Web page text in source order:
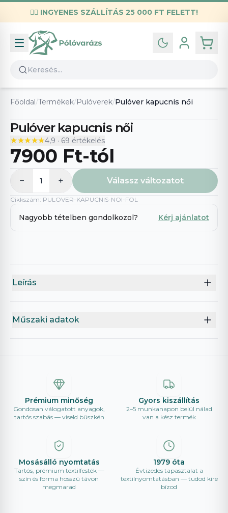
✌🏼 INGYENES SZÁLLÍTÁS 25 000 FT FELETT!
Infó
Kapcsolat
GYIK
Általános szerződési feltételek
Adatvédelmi nyilatkozat
Főoldal /Termékek/Pulóverek/Pulóver kapucnis női
Pulóver kapucnis női
★★★★★
★★★★★4,9 · 69 értékelés
7900 Ft-tól
− 1 + Válassz változatot
Cikkszám: PULOVER-KAPUCNIS-NOI-FOL
Nagyobb tételben gondolkozol? Kérj ajánlatot
Leírás
Műszaki adatok
Prémium minőség
Gondosan válogatott anyagok,
tartós szabás — viseld büszkén
Gyors kiszállítás
2–5 munkanapon belül nálad
van a kész termék
Mosásálló nyomtatás
Tartós, prémium textilfesték —
szín és forma hosszú távon
megmarad
1979 óta
Évtizedes tapasztalat a
textilnyomtatásban — tudod kire
bízod